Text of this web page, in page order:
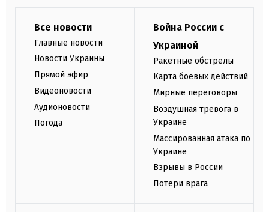
Все новости
Главные новости
Новости Украины
Прямой эфир
Видеоновости
Аудионовости
Погода
Война России с
Украиной
Ракетные обстрелы
Карта боевых действий
Мирные переговоры
Воздушная тревога в
Украине
Массированная атака по
Украине
Взрывы в России
Потери врага